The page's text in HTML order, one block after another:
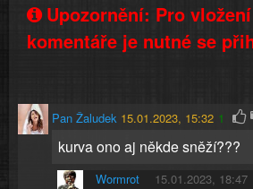
Upozornění: Pro
komentáře je nutné se
Pan Žaludek 15.01.2023, 15:32 1
kurva ono aj někde sněží???
Wormrot 15.01.2023, 18:47